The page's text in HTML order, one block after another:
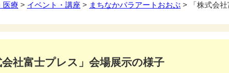
医療 > イベント・講座 > まちなかパラアートおおぶ > 「株式会
会社富士プレス」会場展示の様子